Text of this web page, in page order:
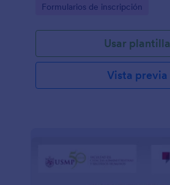
Go to Category:
Formularios de inscripción
Usar plantilla
Vista previa